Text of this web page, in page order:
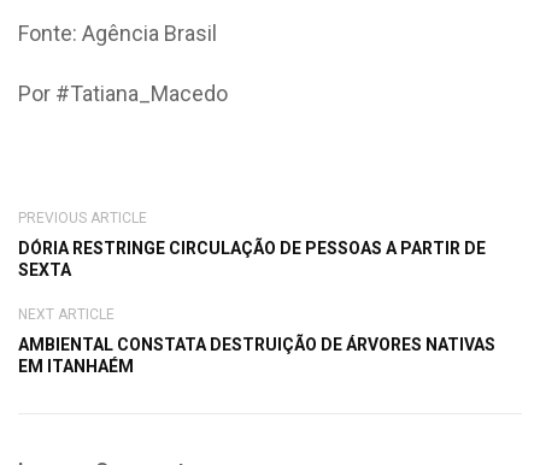
Fonte: Agência Brasil
Por #Tatiana_Macedo
PREVIOUS ARTICLE
DÓRIA RESTRINGE CIRCULAÇÃO DE PESSOAS A PARTIR DE
SEXTA
NEXT ARTICLE
AMBIENTAL CONSTATA DESTRUIÇÃO DE ÁRVORES NATIVAS
EM ITANHAÉM